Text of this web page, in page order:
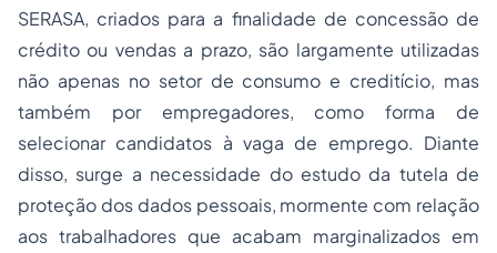
SERASA, criados para a finalidade de concessão de
crédito ou vendas a prazo, são largamente utilizadas
não apenas no setor de consumo e creditício, mas
também por empregadores, como forma de
selecionar candidatos à vaga de emprego. Diante
disso, surge a necessidade do estudo da tutela de
proteção dos dados pessoais, mormente com relação
aos trabalhadores que acabam marginalizados em